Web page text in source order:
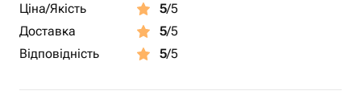
Ціна/Якість
5/5
Доставка
5/5
Відповідність
5/5